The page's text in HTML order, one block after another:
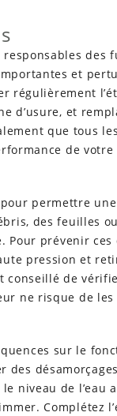
des
et
d’usure, et
que tous
de
permettre
des feuilles
prévenir ces
pression et
de
ne risque de
sur le
des
niveau de l’eau
Complétez